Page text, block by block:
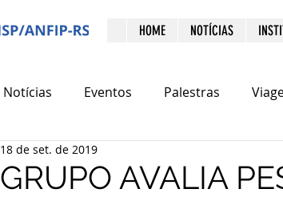
HOME NOTÍCIAS
Notícias Eventos Palestras
GRUPO AVALIA
18 de set. de 2019